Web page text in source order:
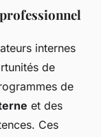
internes
de
de
et des
Ces